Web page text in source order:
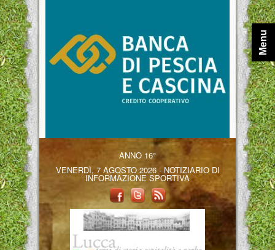
ANNO 16°
VENERDÌ, 7 AGOSTO 2026 - NOTIZIARIO DI
INFORMAZIONE SPORTIVA
Menu